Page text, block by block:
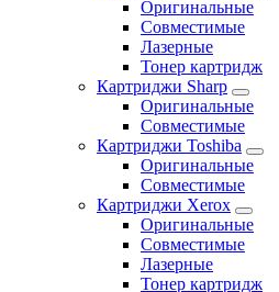
Оригинальные
Совместимые
Лазерные
Тонер картридж
Картриджи Sharp
Оригинальные
Совместимые
Картриджи Toshiba
Оригинальные
Совместимые
Картриджи Xerox
Оригинальные
Совместимые
Лазерные
Тонер картридж